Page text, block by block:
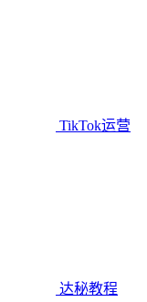
TikTok运营
达秘教程